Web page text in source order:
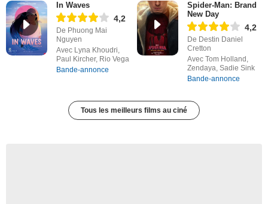
In Waves
4,2
De Phuong Mai
Nguyen
Avec Lyna Khoudri,
Paul Kircher, Rio Vega
Bande-annonce
Spider-Man: Brand
New Day
4,2
De Destin Daniel
Cretton
Avec Tom Holland,
Zendaya, Sadie Sink
Bande-annonce
Tous les meilleurs films au ciné